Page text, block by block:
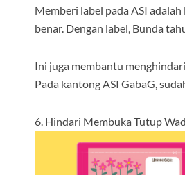
Memberi label pada ASI
benar. Dengan label, Bunda
Ini juga membantu
Pada kantong ASI GabaG,
6. Hindari Membuka Tutup